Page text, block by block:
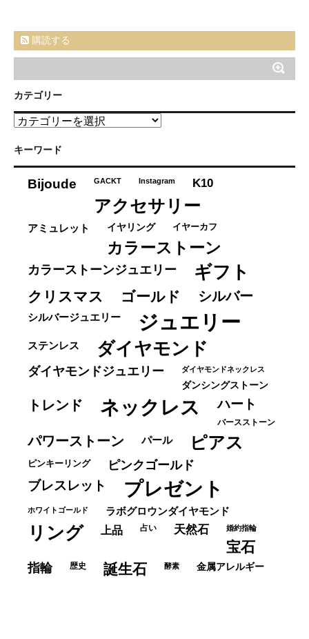
購読する
カテゴリー
カ
ゴ
キーワード
Bijoude GACKT Instagram K10
アクセサリー
アミュレット イヤリング イヤーカフ
カラーストーン
カラーストーンジュエリー ギフト
クリスマス ゴールド シルバー
シルバージュエリー ジュエリー
ステンレス ダイヤモンド
ダイヤモンドジュエリー ダイヤモンドネックレス
ダンシングストーン
トレンド ネックレス ハート
バースストーン
パワーストーン パール ピアス
ピンキーリング ピンクゴールド
ブレスレット プレゼント
ホワイトゴールド ラボグロウンダイヤモンド
リング 上品 占い 天然石 婚約指輪
宝石
指輪 歴史 誕生石 酵素 金属アレルギー